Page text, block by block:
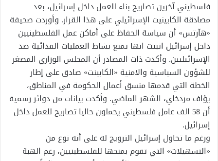
فلسطيني آخرين تصاريح بناء للعمل داخل إسرائيل، بعد
مصادقة الكابينيت الإسرائيلي على هذا القرار. وأوردت صحيفة
«هآرتس» أن سياسة الحفاظ على أماكن عمل الفلسطينيين
داخل إسرائيل اثبتت انها تمنع نشاط العمليات الفدائية ضد
الإسرائيليين. وأكدت ذات المصادر أن المجلس الوزاري المصغر
للشؤون السياسية والامنية «الكابينت» صادق على إطار
الخطة التي قدمها منسق أعمال الحكومة في المناطق،
يؤاف مردخاي، الشهر الماضي. وأكدت بيانات من دوائر رسمية
أن 58 الف عامل فلسطيني يحملون حاليا تصاريح للعمل داخل
إسرائيل.
ورغم ما تحاول إسرائيل الترويج له على أنه نوع من
«التسهيلات» التي تقوم بمنحها للفلسطينيين، رغم الهبة